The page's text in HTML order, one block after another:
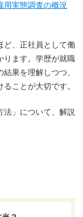
用実態調査の概況
ど、正社員として働
ります。学歴が就職
果を理解しつつ、
ことが大切です。
法」について、解説